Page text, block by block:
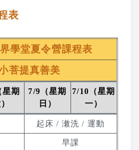
照片
片
表
學堂夏令營課程表
菩提真善美
星期
7/9（星期
日）
7/10（星期
一）
起床 / 潄洗 / 運動
早課